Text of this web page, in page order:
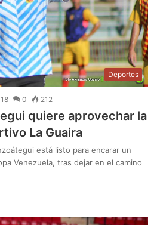
Deportes
0 212
quiere aprovechar la
La Guaira
está listo para encarar un
Venezuela, tras dejar en el camino